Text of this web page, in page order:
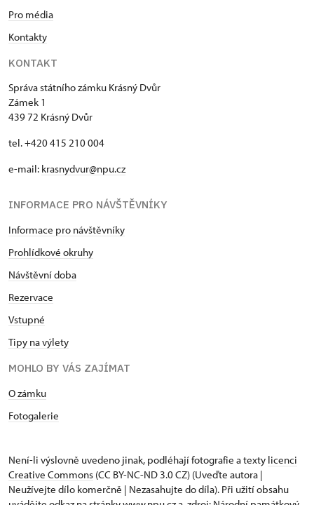
Pro média
Kontakty
KONTAKT
Správa státního zámku Krásný Dvůr
Zámek 1
439 72 Krásný Dvůr
tel. +420 415 210 004
e-mail: krasnydvur@npu.cz
INFORMACE PRO NÁVŠTĚVNÍKY
Informace pro návštěvníky
Prohlídkové okruhy
Návštěvní doba
Rezervace
Vstupné
Tipy na výlety
MOHLO BY VÁS ZAJÍMAT
O zámku
Fotogalerie
Není-li výslovně uvedeno jinak, podléhají fotografie a texty licenci
Creative Commons (CC BY-NC-ND 3.0 CZ) (Uveďte autora |
Neužívejte dílo komerčně | Nezasahujte do díla). Při užití obsahu